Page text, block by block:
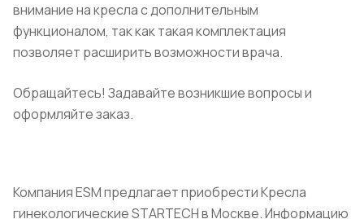
внимание на кресла с дополнительным
функционалом, так как такая комплектация
позволяет расширить возможности врача.
Обращайтесь! Задавайте возникшие вопросы и
оформляйте заказ.
Компания ESM предлагает приобрести Кресла
гинекологические STARTECH в Москве. Информацию